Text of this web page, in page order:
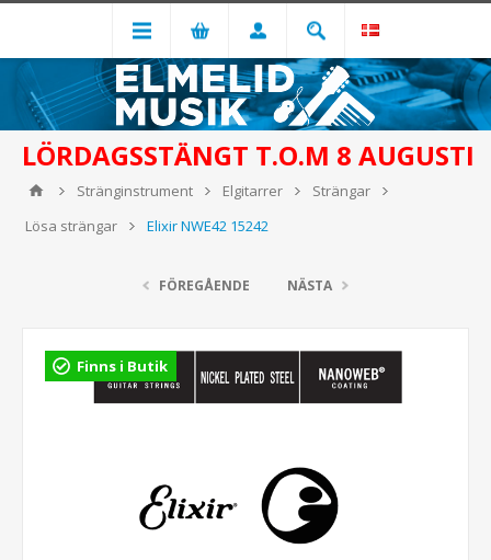
LÖRDAGSSTÄNGT T.O.M 8 AUGUSTI
Stränginstrument Elgitarrer
Strängar
Lösa strängar
Elixir NWE42 15242
FÖREGÅENDE NÄSTA
Finns i Butik